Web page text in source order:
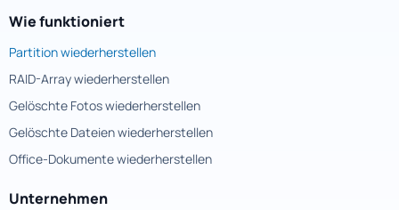
Wie funktioniert
Partition wiederherstellen
RAID-Array wiederherstellen
Gelöschte Fotos wiederherstellen
Gelöschte Dateien wiederherstellen
Office-Dokumente wiederherstellen
Unternehmen